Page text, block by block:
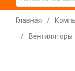
Главная /
/
Вентиляторы